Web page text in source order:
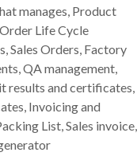
manages, Product
Life Cycle
Sales Orders, Factory
QA management,
results and certificates,
Invoicing and
List, Sales invoice,